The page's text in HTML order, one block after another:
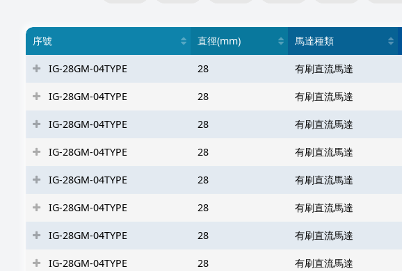
序號 直徑(mm) 馬達種類
IG-28GM-04TYPE 28 有刷直流馬達
IG-28GM-04TYPE 28 有刷直流馬達
IG-28GM-04TYPE 28 有刷直流馬達
IG-28GM-04TYPE 28 有刷直流馬達
IG-28GM-04TYPE 28 有刷直流馬達
IG-28GM-04TYPE 28 有刷直流馬達
IG-28GM-04TYPE 28 有刷直流馬達
IG-28GM-04TYPE 28 有刷直流馬達